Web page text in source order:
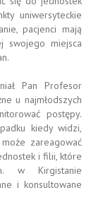
uniwersyteckie
pacjenci mają
swojego miejsca
Pan Profesor
u najmłodszych
postępy.
kiedy widzi,
zareagować
i filii, które
w Kirgistanie
i konsultowane